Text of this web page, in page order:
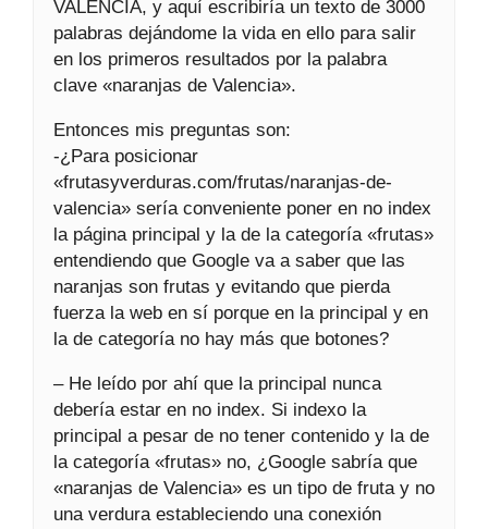
VALENCIA, y aquí escribiría un texto de 3000
palabras dejándome la vida en ello para salir
en los primeros resultados por la palabra
clave «naranjas de Valencia».
Entonces mis preguntas son:
-¿Para posicionar
«frutasyverduras.com/frutas/naranjas-de-
valencia» sería conveniente poner en no index
la página principal y la de la categoría «frutas»
entendiendo que Google va a saber que las
naranjas son frutas y evitando que pierda
fuerza la web en sí porque en la principal y en
la de categoría no hay más que botones?
– He leído por ahí que la principal nunca
debería estar en no index. Si indexo la
principal a pesar de no tener contenido y la de
la categoría «frutas» no, ¿Google sabría que
«naranjas de Valencia» es un tipo de fruta y no
una verdura estableciendo una conexión